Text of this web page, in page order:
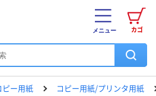
カゴ
メニュー
ピー用紙 コピー用紙/プリンタ用紙